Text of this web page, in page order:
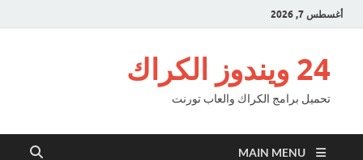
أغسطس 7, 2026
24 ويندوز الكراك
تحميل برامج الكراك والعاب تورنت
MAIN MENU